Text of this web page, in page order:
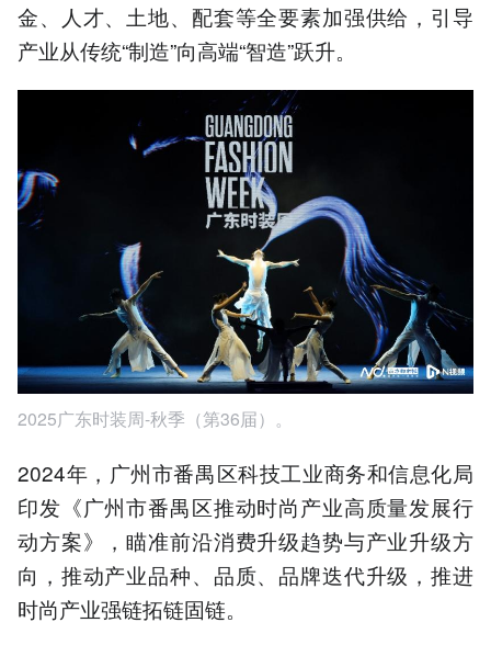
金、人才、土地、配套等全要素加强供给，引导
产业从传统“制造”向高端“智造”跃升。
2025广东时装周-秋季（第36届）。
2024年，广州市番禺区科技工业商务和信息化局
印发《广州市番禺区推动时尚产业高质量发展行
动方案》，瞄准前沿消费升级趋势与产业升级方
向，推动产业品种、品质、品牌迭代升级，推进
时尚产业强链拓链固链。